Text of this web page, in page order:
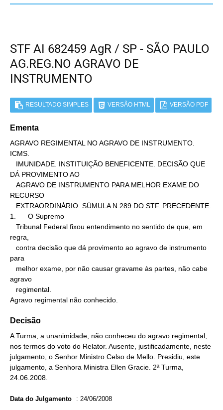
STF AI 682459 AgR / SP - SÃO PAULO
AG.REG.NO AGRAVO DE
INSTRUMENTO
RESULTADO SIMPLES VERSÃO HTML VERSÃO PDF
Ementa
AGRAVO REGIMENTAL NO AGRAVO DE INSTRUMENTO.
ICMS.
DÁ PROVIMENTO AO
RECURSO
1.      O Supremo
regra,
para
agravo
Agravo regimental não conhecido.
Decisão
A Turma, a unanimidade, não conheceu do agravo regimental,
nos termos do voto do Relator. Ausente, justificadamente, neste
julgamento, o Senhor Ministro Celso de Mello. Presidiu, este
julgamento, a Senhora Ministra Ellen Gracie. 2ª Turma,
24.06.2008.
Data do Julgamento : 24/06/2008